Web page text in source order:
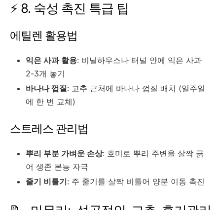
⚡ 8. 숙성 촉진 특급 팁
에틸렌 활용법
익은 사과 활용: 비닐하우스나 터널 안에 익은 사과
2-3개 놓기
바나나 껍질: 고추 근처에 바나나 껍질 배치 (일주일
에 한 번 교체)
스트레스 관리법
뿌리 부분 가벼운 손상: 호미로 뿌리 주변을 살짝 긁
어 생존 본능 자극
줄기 비틀기: 주 줄기를 살짝 비틀어 양분 이동 촉진